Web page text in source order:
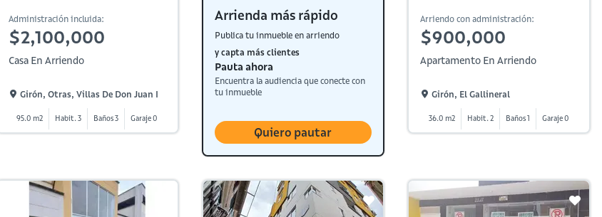
Administración incluida:
$2,100,000
Casa En Arriendo
Girón, Otras, Villas De Don Juan I
95.0 m2 Habit. 3 Baños 3 Garaje 0
Arrienda más rápido
Publica tu inmueble en arriendo
y capta más clientes
Pauta ahora
Encuentra la audiencia que conecte con
tu inmueble
Quiero pautar
Arriendo con administración:
$900,000
Apartamento En Arriendo
Girón, El Gallineral
36.0 m2 Habit. 2 Baños 1 Garaje 0